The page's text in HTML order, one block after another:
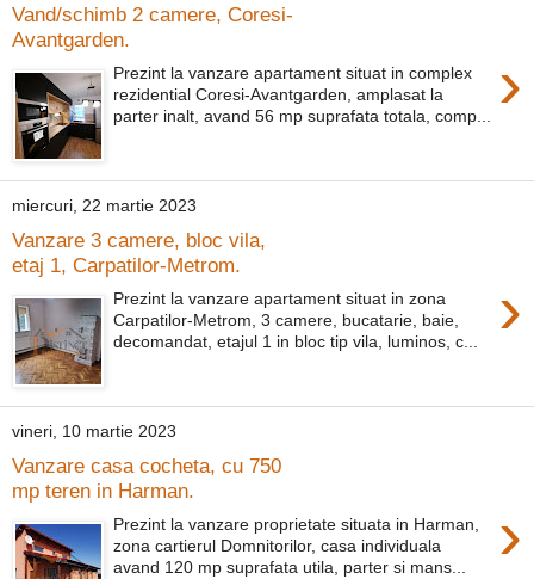
Vand/schimb 2 camere, Coresi-
Avantgarden.
›
Prezint la vanzare apartament situat in complex
rezidential Coresi-Avantgarden, amplasat la
parter inalt, avand 56 mp suprafata totala, comp...
miercuri, 22 martie 2023
Vanzare 3 camere, bloc vila,
etaj 1, Carpatilor-Metrom.
›
Prezint la vanzare apartament situat in zona
Carpatilor-Metrom, 3 camere, bucatarie, baie,
decomandat, etajul 1 in bloc tip vila, luminos, c...
vineri, 10 martie 2023
Vanzare casa cocheta, cu 750
mp teren in Harman.
›
Prezint la vanzare proprietate situata in Harman,
zona cartierul Domnitorilor, casa individuala
avand 120 mp suprafata utila, parter si mans...